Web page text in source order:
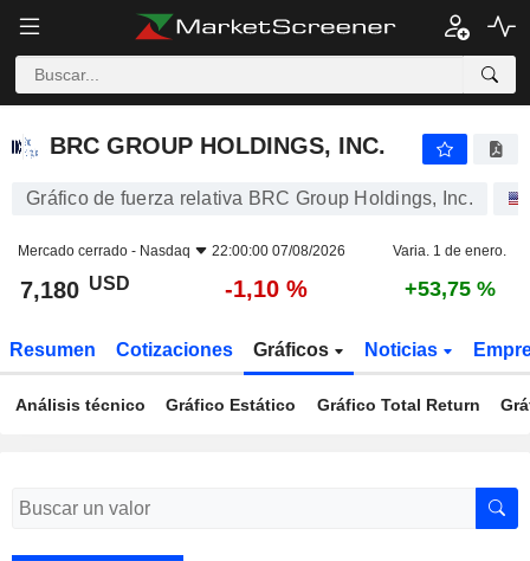
BRC GROUP HOLDINGS, INC.
BRC GROUP HOLDINGS, INC.
Gráfico de fuerza relativa BRC Group Holdings, Inc.
Mercado cerrado - Nasdaq 22:00:00 07/08/2026 Varia. 1 de enero.
7,180 USD -1,10 % +53,75 %
Resumen Cotizaciones Gráficos Noticias
Análisis técnico Gráfico Estático Gráfico Total Return